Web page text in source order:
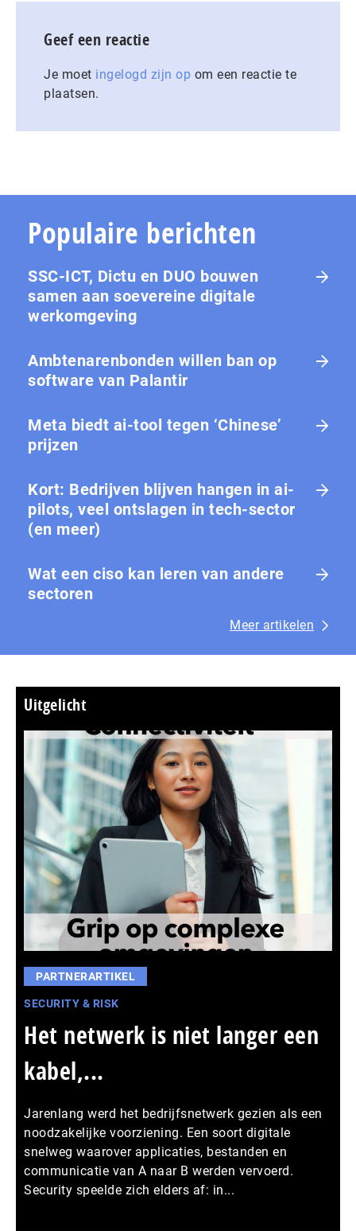
Geef een reactie
Je moet ingelogd zijn op om een reactie te
plaatsen.
Populaire berichten
SSC-ICT, Dictu en DUO bouwen
samen aan soevereine digitale
werkomgeving
Ambtenarenbonden willen ban op
software van Palantir
Meta biedt ai-tool tegen ‘Chinese’
prijzen
Kort: Bedrijven blijven hangen in ai-
pilots, veel ontslagen in tech-sector
(en meer)
Wat een ciso kan leren van andere
sectoren
Meer artikelen
Uitgelicht
PARTNERARTIKEL
SECURITY & RISK
Het netwerk is niet langer een
kabel,...
Jarenlang werd het bedrijfsnetwerk gezien als een
noodzakelijke voorziening. Een soort digitale
snelweg waarover applicaties, bestanden en
communicatie van A naar B werden vervoerd.
Security speelde zich elders af: in...